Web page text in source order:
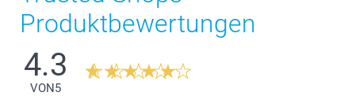
Produktbewertungen
4.3
VON5